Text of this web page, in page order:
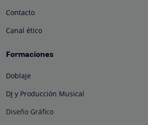
Contacto
Canal ético
Formaciones
Doblaje
DJ y Producción Musical
Diseño Gráfico